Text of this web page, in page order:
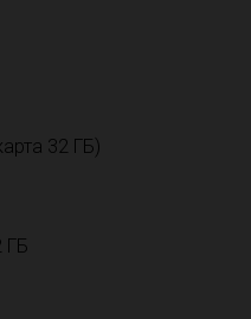
32 ГБ)
ГБ